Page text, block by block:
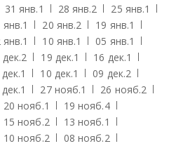
31 янв.1 28 янв.2 25 янв.1
янв.1 20 янв.2 19 янв.1
янв.1 10 янв.1 05 янв.1
дек.2 19 дек.1 16 дек.1
1 10 дек.1 09 дек.2
1 27 нояб.1 26 нояб.2
20 нояб.1 19 нояб.4
15 нояб.2 13 нояб.1
10 нояб.2 08 нояб.2